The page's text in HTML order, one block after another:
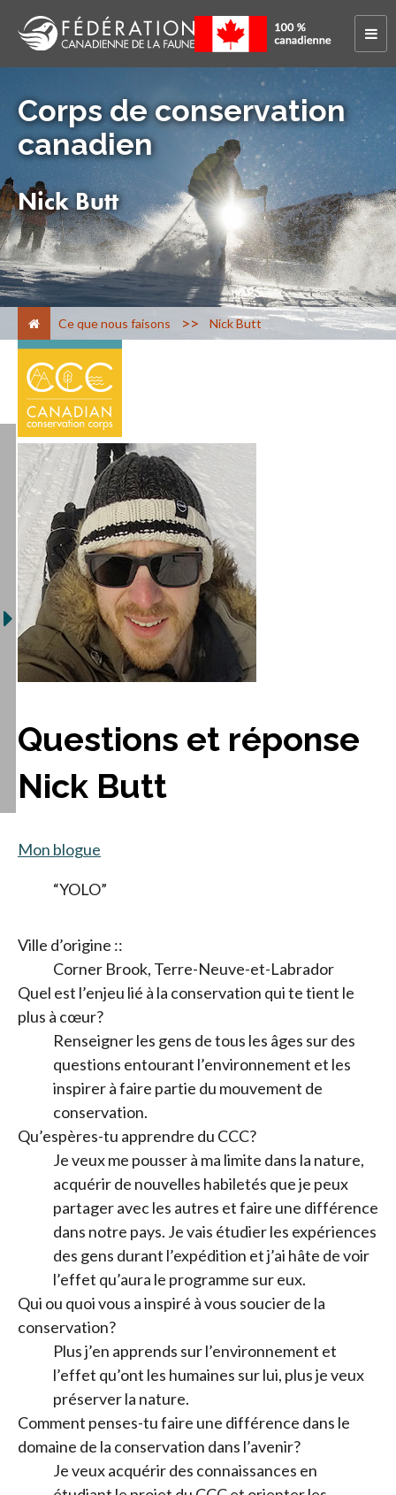
Corps de conservation
canadien
Nick Butt
Ce que nous faisons > Nick Butt
Questions et réponse
Nick Butt
Mon blogue
“YOLO”
Ville d’origine ::
Corner Brook, Terre-Neuve-et-Labrador
Quel est l’enjeu lié à la conservation qui te tient le
plus à cœur?
Renseigner les gens de tous les âges sur des
questions entourant l’environnement et les
inspirer à faire partie du mouvement de
conservation.
Qu’espères-tu apprendre du CCC?
Je veux me pousser à ma limite dans la nature,
acquérir de nouvelles habiletés que je peux
partager avec les autres et faire une différence
dans notre pays. Je vais étudier les expériences
des gens durant l’expédition et j’ai hâte de voir
l’effet qu’aura le programme sur eux.
Qui ou quoi vous a inspiré à vous soucier de la
conservation?
Plus j’en apprends sur l’environnement et
l’effet qu’ont les humaines sur lui, plus je veux
préserver la nature.
Comment penses-tu faire une différence dans le
domaine de la conservation dans l’avenir?
Je veux acquérir des connaissances en